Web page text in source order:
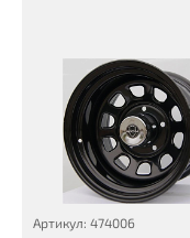
Артикул: 474006